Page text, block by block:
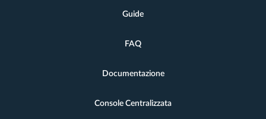
Guide
FAQ
Documentazione
Console Centralizzata